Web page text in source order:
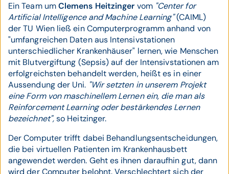
Ein Team umClemens Heitzinger vom"Center for
Artificial Intelligence and Machine Learning"(CAIML)
der TU Wien ließ ein Computerprogramm anhand von
"umfangreichen Daten aus Intensivstationen
unterschiedlicher Krankenhäuser" lernen, wie Menschen
mit Blutvergiftung (Sepsis) auf der Intensivstationen am
erfolgreichsten behandelt werden, heißt es in einer
Aussendung der Uni. "Wir setzten in unserem Projekt
eine Form von maschinellem Lernen ein, die man als
Reinforcement Learning oder bestärkendes Lernen
bezeichnet",so Heitzinger.
Der Computer trifft dabei Behandlungsentscheidungen,
die bei virtuellen Patienten im Krankenhausbett
angewendet werden. Geht es ihnen daraufhin gut, dann
wird der Computer belohnt. Verschlechtert sich der